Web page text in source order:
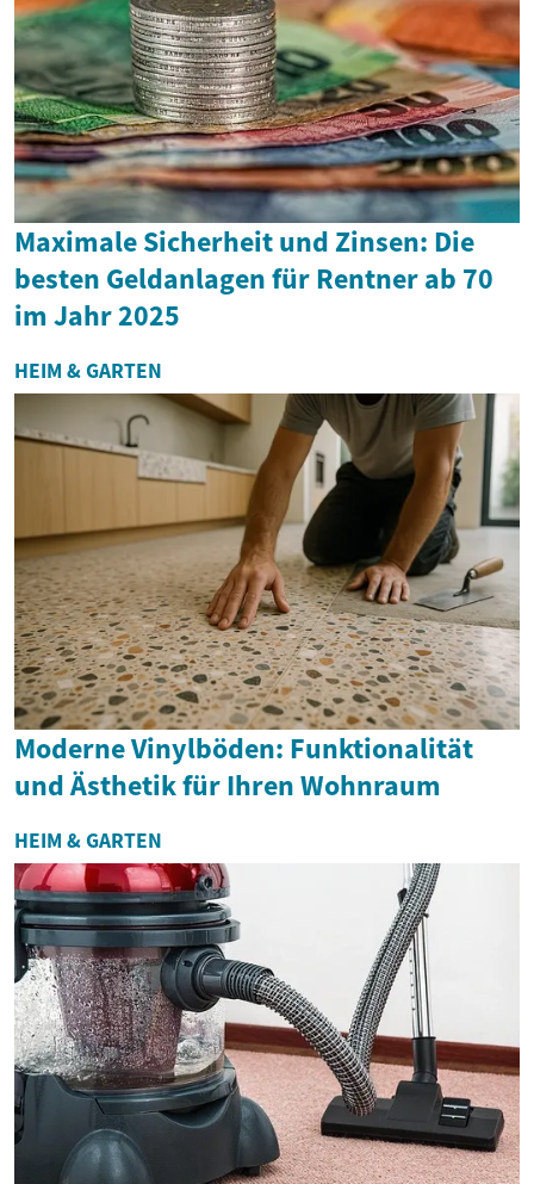
Maximale Sicherheit und Zinsen: Die
besten Geldanlagen für Rentner ab 70
im Jahr 2025
HEIM & GARTEN
Moderne Vinylböden: Funktionalität
und Ästhetik für Ihren Wohnraum
HEIM & GARTEN